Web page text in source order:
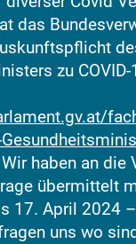
das
zu
haben an die
übermittelt
17. April 2024
uns wo